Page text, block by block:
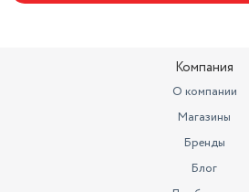
Компания
О компании
Магазины
Бренды
Блог